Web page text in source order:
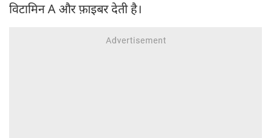
विटामिन A और फ़ाइबर देती है।